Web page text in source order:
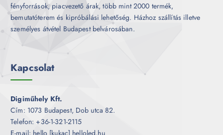
fényforrások, piacvezető árak, több mint 2000 termék,
bemutatóterem és kipróbálási lehetőség. Házhoz szállítás illetve
személyes átvétel Budapest belvárosában.
Kapcsolat
Digiműhely Kft.
Cím: 1073 Budapest, Dob utca 82.
Telefon: +36-1-321-2115